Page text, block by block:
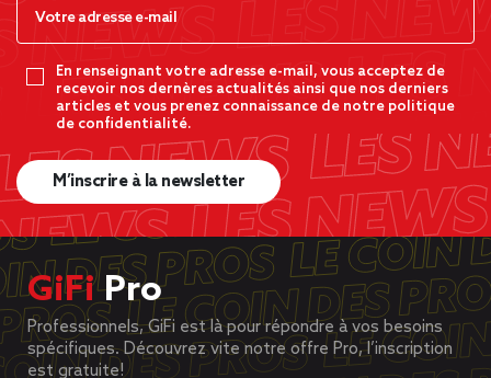
En renseignant votre adresse e-mail, vous acceptez de
recevoir nos dernères actualités ainsi que nos derniers
articles et vous prenez connaissance de notre politique
de confidentialité.
M’inscrire à la newsletter
GiFiPro
Professionnels, GiFi est là pour répondre à vos besoins
spécifiques. Découvrez vite notre offre Pro, l’inscription
est gratuite!